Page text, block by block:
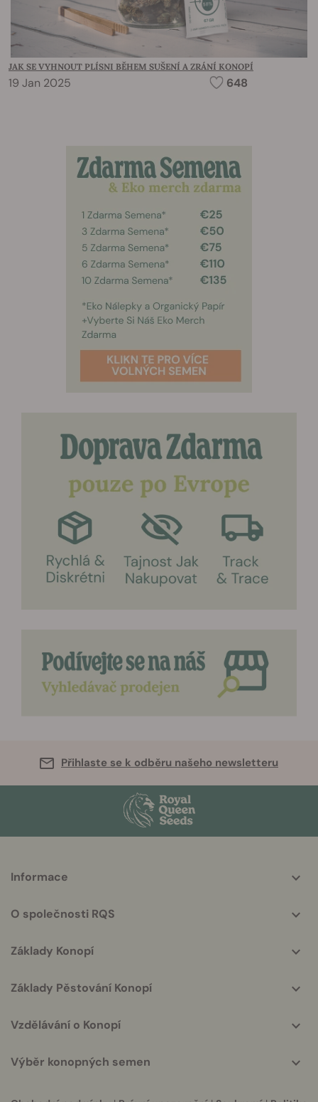
JAK SE VYHNOUT PLÍSNI BĚHEM SUŠENÍ A ZRÁNÍ KONOPÍ
19 Jan 2025 648
Přihlaste se k odběru našeho newsletteru
helpful
Informace
O společnosti RQS
Základy Konopí
Základy Pěstování Konopí
Vzdělávání o Konopí
Výběr konopných semen